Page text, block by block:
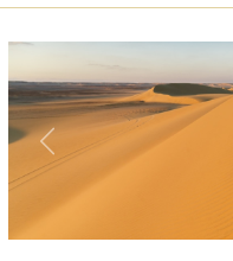
Previous